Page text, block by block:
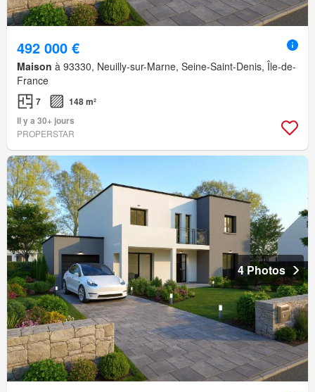
492 000 €
Maison à 93330, Neuilly-sur-Marne, Seine-Saint-Denis, Île-de-
France
7
148 m²
Il y a 30+ jours
PROPERSTAR
4 Photos